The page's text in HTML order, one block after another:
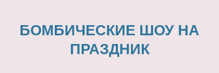
БОМБИЧЕСКИЕ ШОУ НА
ПРАЗДНИК